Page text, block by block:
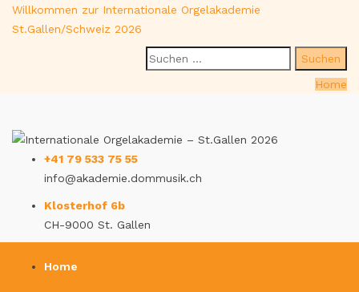
Willkommen zur Internationale Orgelakademie
St.Gallen/Schweiz 2026
Suche
nach:
Home
+41 79 533 75 55
info@akademie.dommusik.ch
Klosterhof 6b
CH-9000 St. Gallen
Home